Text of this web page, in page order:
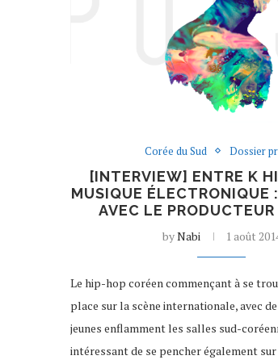
Corée du Sud Dossier
[INTERVIEW] ENTRE K
MUSIQUE ÉLECTRONIQUE
AVEC LE
byNabi 1 août
Le hip-hop coréen commençant à se
place sur la scène internationale, avec
jeunes enflamment les salles sud-
intéressant de se pencher également